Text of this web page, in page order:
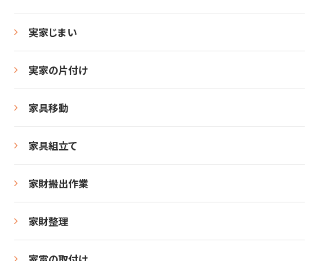
実家じまい
実家の片付け
家具移動
家具組立て
家財搬出作業
家財整理